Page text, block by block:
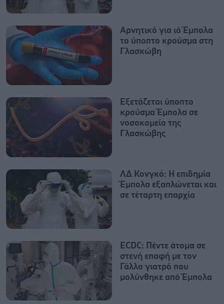
Αρνητικό για ιό Έμπολα
το ύποπτο κρούσμα στη
Γλασκώβη
Εξετάζεται ύποπτο
κρούσμα Έμπολα σε
νοσοκομείο της
Γλασκώβης
ΛΔ Κονγκό: Η επιδημία
Έμπολα εξαπλώνεται και
σε τέταρτη επαρχία
ECDC: Πέντε άτομα σε
στενή επαφή με τον
Γάλλο γιατρό που
μολύνθηκε από Έμπολα